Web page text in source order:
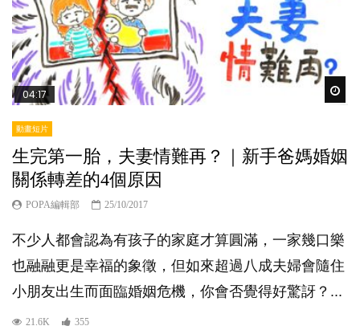
04:17
動畫短片
生完第一胎，夫妻情難再？｜新手爸媽婚姻
關係轉差的4個原因
POPA編輯部 25/10/2017
不少人都會認為有孩子的家庭才算圓滿，一家幾口樂
也融融更是幸福的象徵，但如來超過八成夫婦會隨住
小朋友出生而面臨婚姻危機，你會否覺得好驚訝？...
21.6K 355